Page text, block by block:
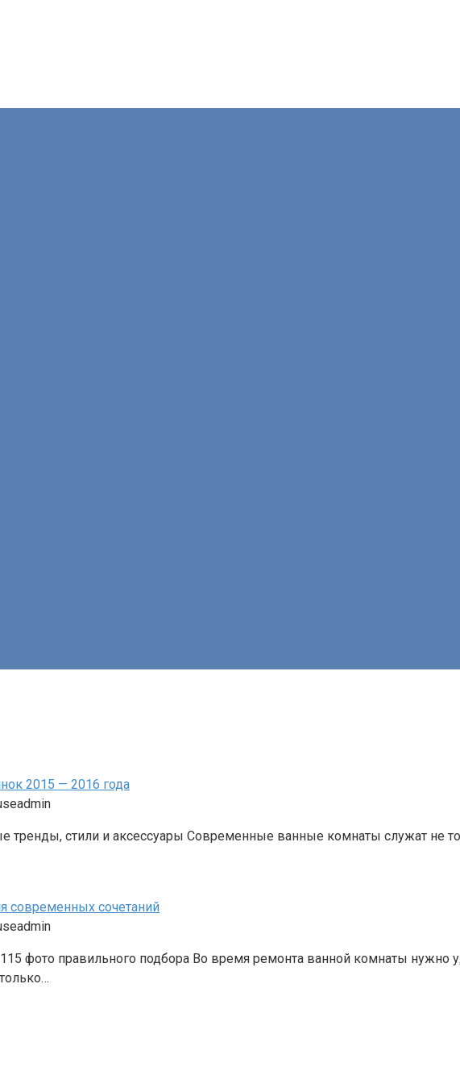
2015 — 2016 года
тренды, стили и аксессуары Современные ванные комнаты служат не
современных сочетаний
фото правильного подбора Во время ремонта ванной комнаты